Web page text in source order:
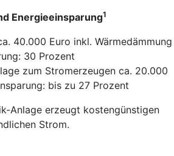
Energieeinsparung1
40.000 Euro inkl. Wärmedämmung
30 Prozent
zum Stromerzeugen ca. 20.000
bis zu 27 Prozent
Anlage erzeugt kostengünstigen
Strom.